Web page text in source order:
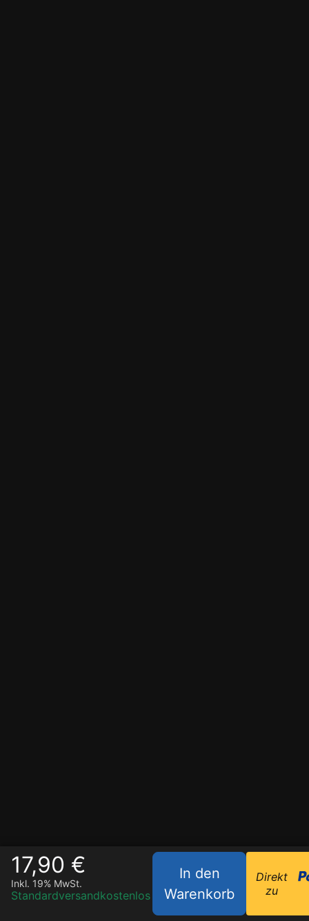
17,90 €
Inkl. 19% MwSt.
Standardversandkostenlos
In den
Warenkorb
Direkt
zu